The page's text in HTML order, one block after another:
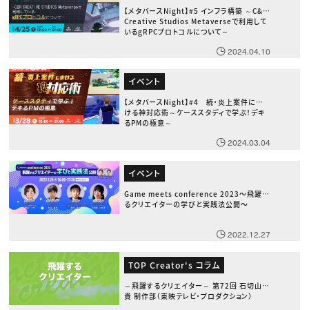
【メタバースNight】#5 インフラ構築 ～C&R
Creative Studios Metaverseで利用して
いるgRPCプロトコルについて～
2024.04.10
イベント
【メタバースNight】#4 続・炎上案件にお
ける神対応術～ケーススタディで学ぶ！デキ
るPMの極意～
2024.03.04
イベント
Game meets conference 2023〜飛躍す
るクリエイターの学びと実践法公開〜
2022.12.27
TOP Creator's コラム
～飛躍するクリエイター～ 第72回 石切山義
貴 制作部（東映テレビ・プロダクション）